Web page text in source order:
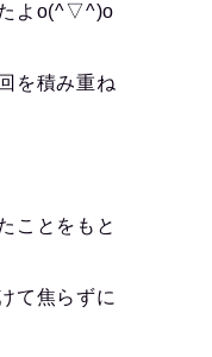
よo(^▽^)o
を積み重ね
ことをもと
て焦らずに